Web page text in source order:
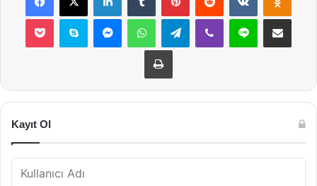
Pocket Skype MessengerWhatsAppTelegramViber Line E-Posta ile
Yazdır
Kayıt Ol